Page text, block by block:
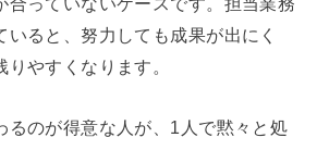
いると、努力しても成果が出にく
りやすくなります。
るのが得意な人が、1人で黙々と処